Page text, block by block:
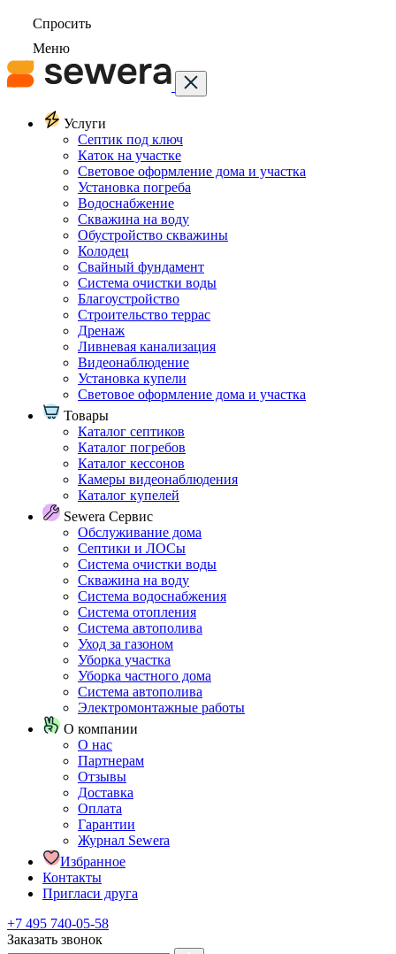
Спросить
Меню
Услуги
Септик под ключ
Каток на участке
Световое оформление дома и участка
Установка погреба
Водоснабжение
Скважина на воду
Обустройство скважины
Колодец
Свайный фундамент
Система очистки воды
Благоустройство
Строительство террас
Дренаж
Ливневая канализация
Видеонаблюдение
Установка купели
Световое оформление дома и участка
Товары
Каталог септиков
Каталог погребов
Каталог кессонов
Камеры видеонаблюдения
Каталог купелей
Sewera Сервис
Обслуживание дома
Септики и ЛОСы
Система очистки воды
Скважина на воду
Система водоснабжения
Система отопления
Система автополива
Уход за газоном
Уборка участка
Уборка частного дома
Система автополива
Электромонтажные работы
О компании
О нас
Партнерам
Отзывы
Доставка
Оплата
Гарантии
Журнал Sewera
Избранное
Контакты
Пригласи друга
+7 495 740-05-58
Заказать звонок